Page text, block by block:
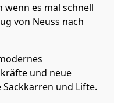
wenn es mal schnell
von Neuss nach
und neue
und Lifte.